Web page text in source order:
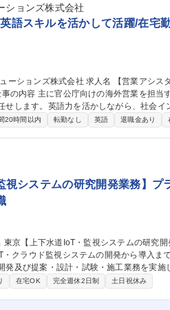
ションズ株式会社
語スキルを活かして活躍/在宅
アシスタント】英語スキルを活かして活躍/在
せします。英語力を活かしながら、社会
電子入札対応、契約書作成、受注計上など 募集職種 【営
在宅勤務可/正社員登用制度有
20時間以内 転勤なし 英語 退職金あり
視システムの研究開発業務】プ
クラウド監視システムの開発から導入ま
設計・試験・施工業務を実施します。 【開発業務】■上下
クラウド連携に必要なIoT通信端末の開発
後の保守・点検水道インフラのデジタル化
在宅OK 完全週休2日制 土日祝休み